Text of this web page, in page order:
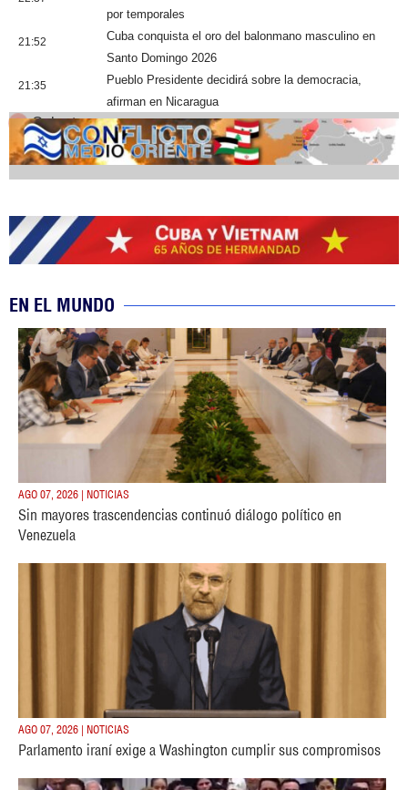
por temporales
21:52
Cuba conquista el oro del balonmano masculino en
Santo Domingo 2026
21:35
Pueblo Presidente decidirá sobre la democracia,
afirman en Nicaragua
Cobertura
EN EL MUNDO
AGO 07, 2026 | NOTICIAS
Sin mayores trascendencias continuó diálogo político en
Venezuela
AGO 07, 2026 | NOTICIAS
Parlamento iraní exige a Washington cumplir sus compromisos